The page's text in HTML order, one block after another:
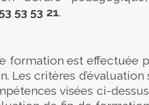
53 53 21.
formation est effectuée
Les critères
visées ci-